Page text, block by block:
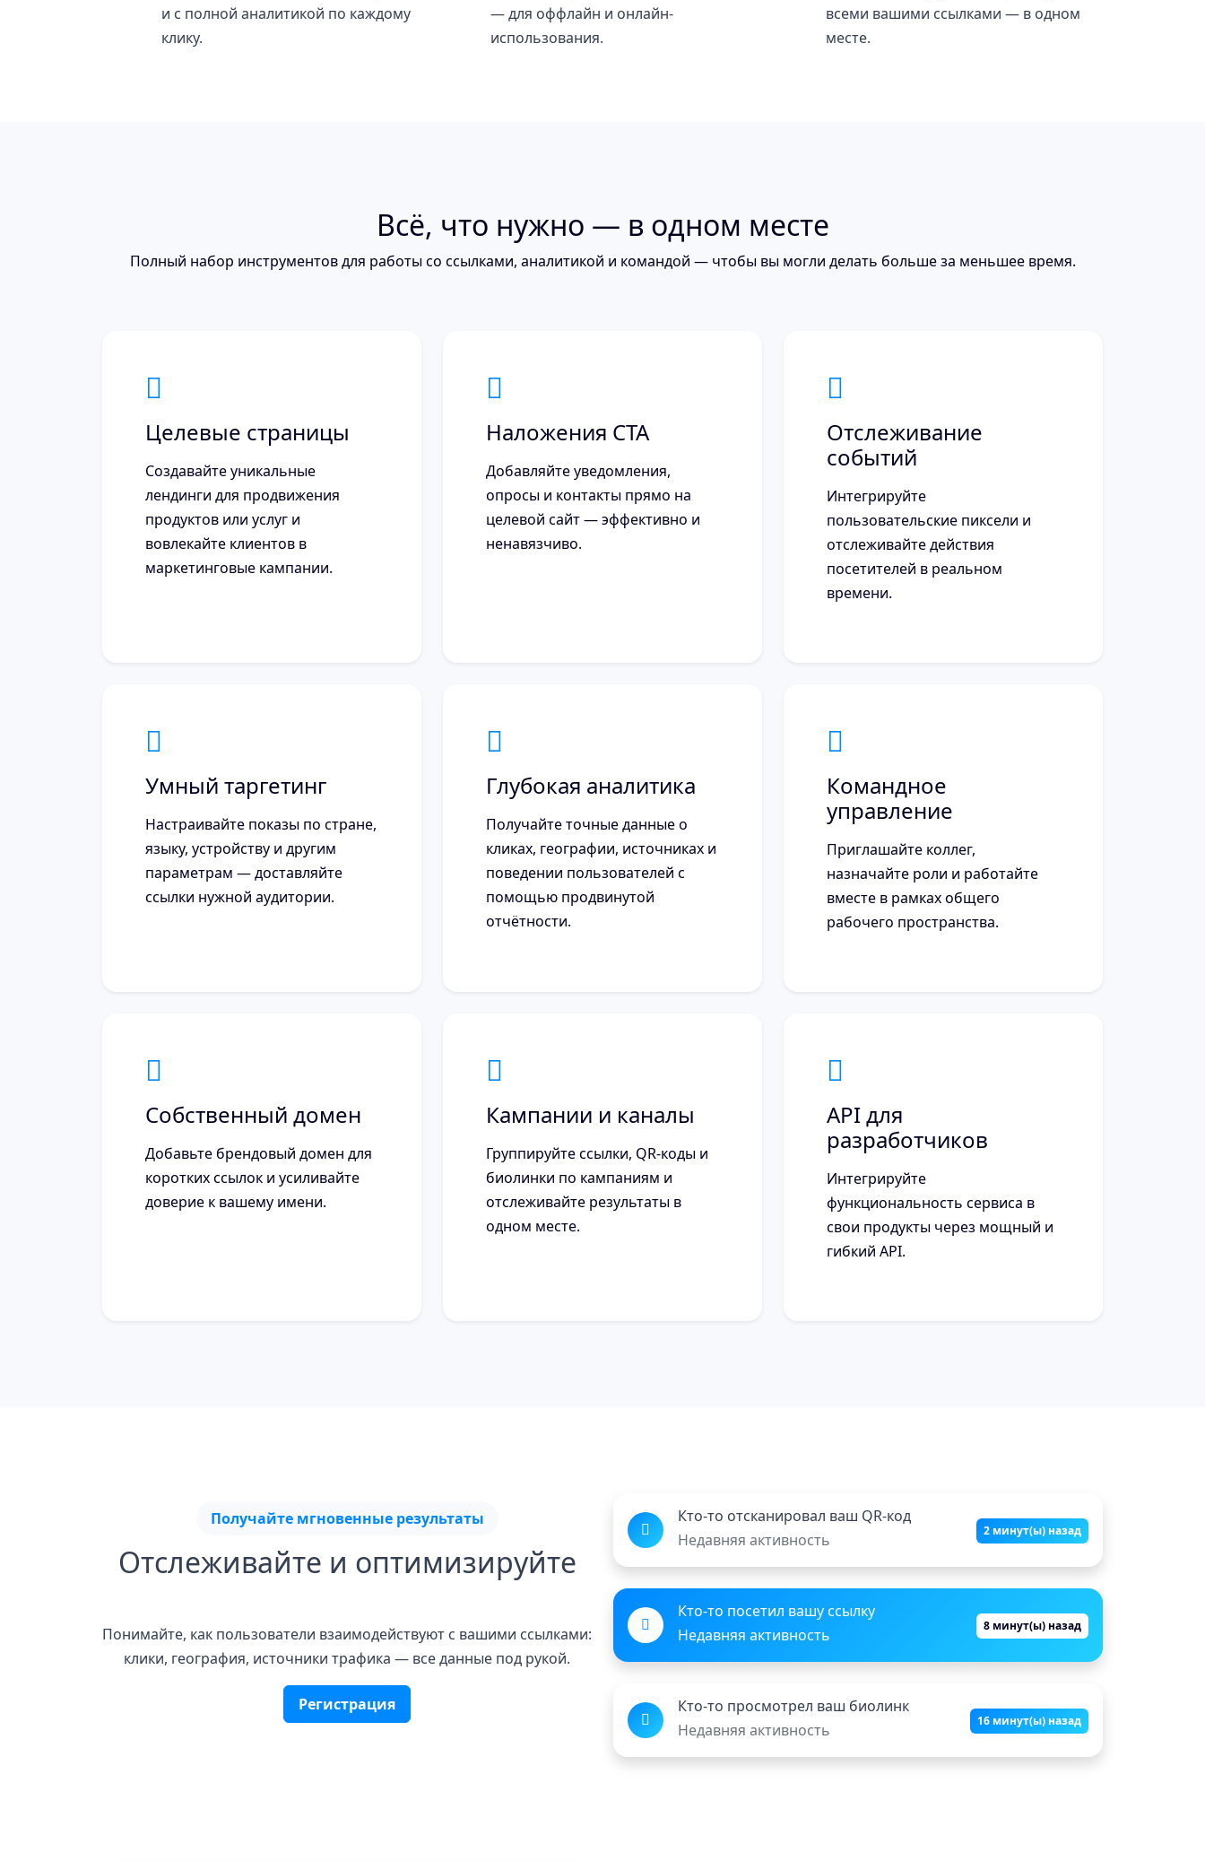
и с полной аналитикой по каждому
клику.
— для оффлайн и онлайн-
использования.
всеми вашими ссылками — в одном
месте.
Всё, что нужно — в одном месте
Полный набор инструментов для работы со ссылками, аналитикой и командой — чтобы вы могли делать больше за меньшее время.
Целевые страницы
Создавайте уникальные
лендинги для продвижения
продуктов или услуг и
вовлекайте клиентов в
маркетинговые кампании.
Наложения CTA
Добавляйте уведомления,
опросы и контакты прямо на
целевой сайт — эффективно и
ненавязчиво.
Отслеживание
событий
Интегрируйте
пользовательские пиксели и
отслеживайте действия
посетителей в реальном
времени.
Умный таргетинг
Настраивайте показы по стране,
языку, устройству и другим
параметрам — доставляйте
ссылки нужной аудитории.
Глубокая аналитика
Получайте точные данные о
кликах, географии, источниках и
поведении пользователей с
помощью продвинутой
отчётности.
Командное
управление
Приглашайте коллег,
назначайте роли и работайте
вместе в рамках общего
рабочего пространства.
Собственный домен
Добавьте брендовый домен для
коротких ссылок и усиливайте
доверие к вашему имени.
Кампании и каналы
Группируйте ссылки, QR-коды и
биолинки по кампаниям и
отслеживайте результаты в
одном месте.
API для
разработчиков
Интегрируйте
функциональность сервиса в
свои продукты через мощный и
гибкий API.
Кто-то отсканировал ваш QR-код
Недавняя активность
2 минут(ы) назад
Кто-то посетил вашу ссылку
Недавняя активность
8 минут(ы) назад
Кто-то просмотрел ваш биолинк
Недавняя активность
16 минут(ы) назад
Получайте мгновенные результаты
Отслеживайте и оптимизируйте
Понимайте, как пользователи взаимодействуют с вашими ссылками:
клики, география, источники трафика — все данные под рукой.
Регистрация